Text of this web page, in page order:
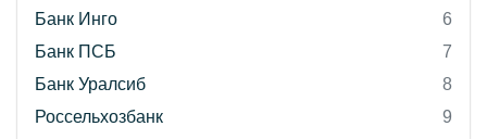
Банк Инго
6
Банк ПСБ
7
Банк Уралсиб
8
Россельхозбанк
9